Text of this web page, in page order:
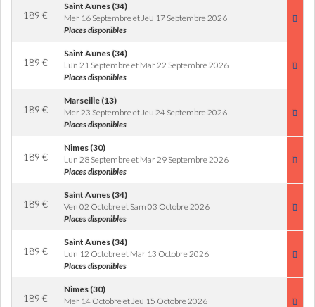
189 €
Saint Aunes (34)
Mer 16 Septembre et Jeu 17 Septembre 2026
Places disponibles
189 €
Saint Aunes (34)
Lun 21 Septembre et Mar 22 Septembre 2026
Places disponibles
189 €
Marseille (13)
Mer 23 Septembre et Jeu 24 Septembre 2026
Places disponibles
189 €
Nimes (30)
Lun 28 Septembre et Mar 29 Septembre 2026
Places disponibles
189 €
Saint Aunes (34)
Ven 02 Octobre et Sam 03 Octobre 2026
Places disponibles
189 €
Saint Aunes (34)
Lun 12 Octobre et Mar 13 Octobre 2026
Places disponibles
189 €
Nimes (30)
Mer 14 Octobre et Jeu 15 Octobre 2026